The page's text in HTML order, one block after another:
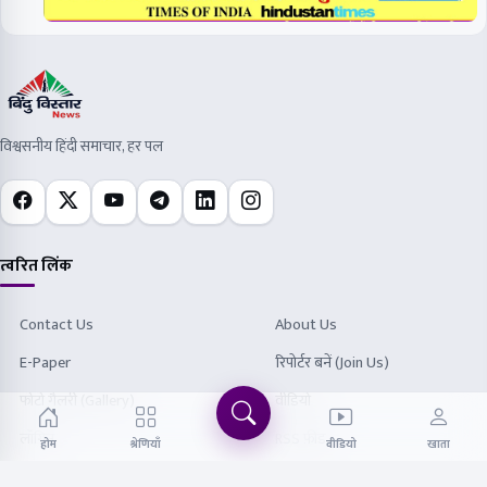
विश्वसनीय हिंदी समाचार, हर पल
त्वरित लिंक
Contact Us
About Us
E-Paper
रिपोर्टर बनें (Join Us)
फोटो गैलरी (Gallery)
लॉगिन
होम श्रेणियाँ वीडियो खाता